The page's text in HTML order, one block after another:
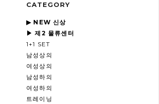
CATEGORY
▶ NEW 신상
▶ 제2 물류센터
1+1 SET
남성상의
여성상의
남성하의
여성하의
트레이닝